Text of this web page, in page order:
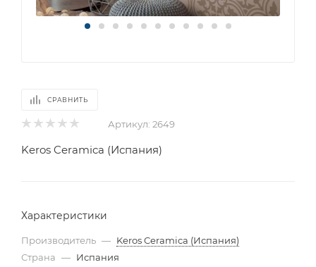
СРАВНИТЬ
Артикул: 2649
Keros Ceramica (Испания)
Характеристики
Производитель — Keros Ceramica (Испания)
Страна — Испания